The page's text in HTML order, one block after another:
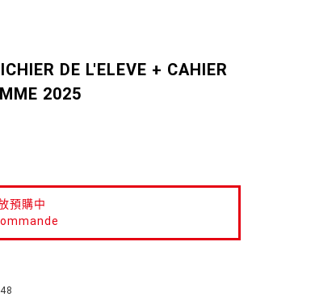
DE L'ELEVE + CAHIER
2025
預購中